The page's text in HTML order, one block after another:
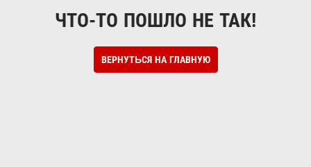
ЧТО-ТО ПОШЛО НЕ ТАК!
ВЕРНУТЬСЯ НА ГЛАВНУЮ